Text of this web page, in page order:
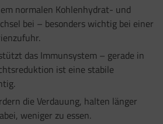
normalen Kohlenhydrat- und
bei – besonders wichtig bei einer
das Immunsystem – gerade in
ist eine stabile
die Verdauung, halten länger
weniger zu essen.